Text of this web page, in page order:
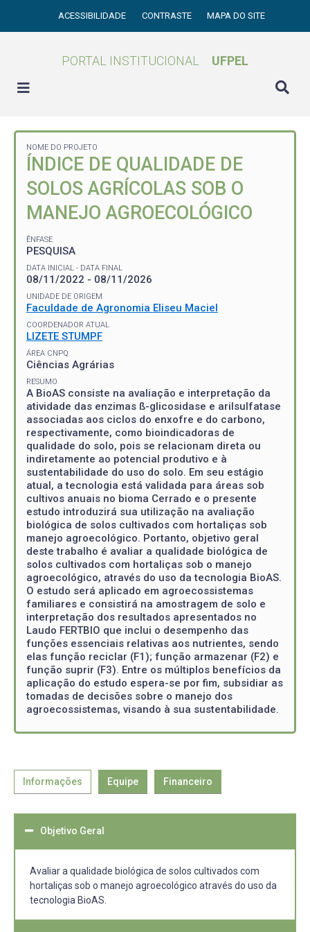
ACESSIBILIDADE CONTRASTE MAPA DO SITE
PORTAL INSTITUCIONAL UFPEL
NOME DO PROJETO
ÍNDICE DE QUALIDADE DE
SOLOS AGRÍCOLAS SOB O
MANEJO AGROECOLÓGICO
ÊNFASE
PESQUISA
DATA INICIAL - DATA FINAL
08/11/2022 - 08/11/2026
UNIDADE DE ORIGEM
Faculdade de Agronomia Eliseu Maciel
COORDENADOR ATUAL
LIZETE STUMPF
ÁREA CNPQ
Ciências Agrárias
RESUMO
A BioAS consiste na avaliação e interpretação da
atividade das enzimas ß-glicosidase e arilsulfatase
associadas aos ciclos do enxofre e do carbono,
respectivamente, como bioindicadoras de
qualidade do solo, pois se relacionam direta ou
indiretamente ao potencial produtivo e à
sustentabilidade do uso do solo. Em seu estágio
atual, a tecnologia está validada para áreas sob
cultivos anuais no bioma Cerrado e o presente
estudo introduzirá sua utilização na avaliação
biológica de solos cultivados com hortaliças sob
manejo agroecológico. Portanto, objetivo geral
deste trabalho é avaliar a qualidade biológica de
solos cultivados com hortaliças sob o manejo
agroecológico, através do uso da tecnologia BioAS.
O estudo será aplicado em agroecossistemas
familiares e consistirá na amostragem de solo e
interpretação dos resultados apresentados no
Laudo FERTBIO que inclui o desempenho das
funções essenciais relativas aos nutrientes, sendo
elas função reciclar (F1); função armazenar (F2) e
função suprir (F3). Entre os múltiplos benefícios da
aplicação do estudo espera-se por fim, subsidiar as
tomadas de decisões sobre o manejo dos
agroecossistemas, visando à sua sustentabilidade.
Informações Equipe Financeiro
Objetivo Geral
Avaliar a qualidade biológica de solos cultivados com
hortaliças sob o manejo agroecológico através do uso da
tecnologia BioAS.